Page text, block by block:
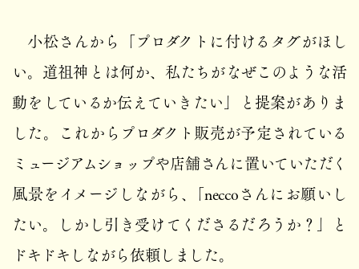
小松さんから「プロダクトに付けるタグがほし
い。道祖神とは何か、私たちがなぜこのような活
動をしているか伝えていきたい」と提案がありま
した。これからプロダクト販売が予定されている
ミュージアムショップや店舗さんに置いていただく
風景をイメージしながら、「neccoさんにお願いし
たい。しかし引き受けてくださるだろうか？」と
ドキドキしながら依頼しました。